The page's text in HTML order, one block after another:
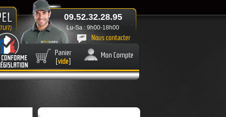
Lu-Sa : 9h00-18h00
09.52.32.28.95
Panier
[vide]
Mon Compte